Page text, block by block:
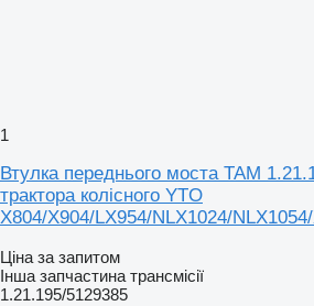
1
Втулка переднього моста TAM
трактора колісного YTO
X804/X904/LX954/NLX1024/
Ціна за запитом
Інша запчастина трансмісії
1.21.195/5129385